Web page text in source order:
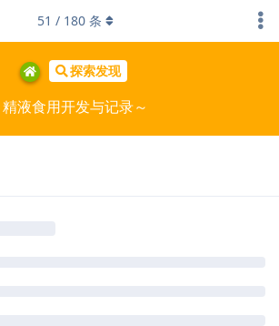
探索发现
精液食用开发与记录～
51 / 180 条